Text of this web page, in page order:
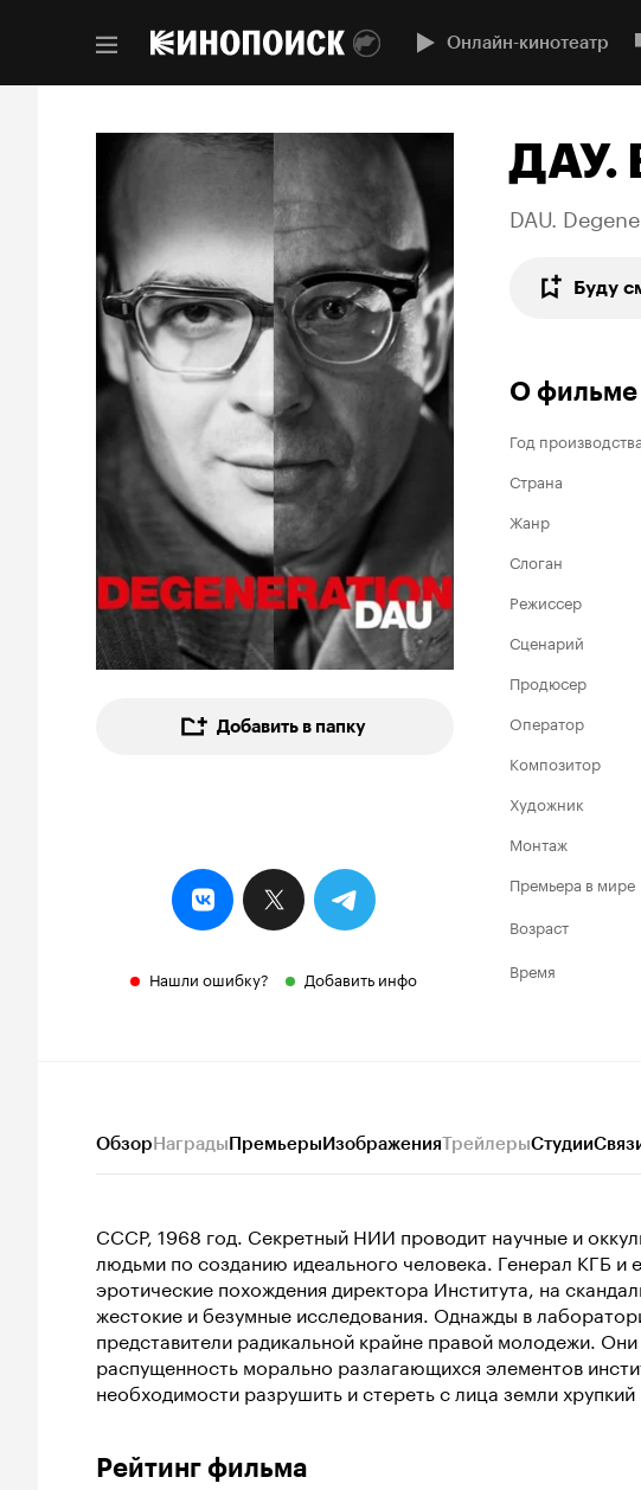
Онлайн-кинотеатр
Добавить в папку
Нашли ошибку? Добавить инфо
ДАУ.
DAU.
Буду
О фильме
Год производства
Страна
Жанр
Слоган
Режиссер
Сценарий
Продюсер
Оператор
Композитор
Художник
Монтаж
Премьера в мире
Возраст
Время
ОбзорНаградыПремьерыИзображенияТрейлерыСтудии
СССР, 1968 год. Секретный НИИ проводит научные и
людьми по созданию идеального человека. Генерал КГБ и
эротические похождения директора Института, на
жестокие и безумные исследования. Однажды в
представители радикальной крайне правой молодежи.
распущенность морально разлагающихся элементов
необходимости разрушить и стереть с лица земли
Рейтинг фильма